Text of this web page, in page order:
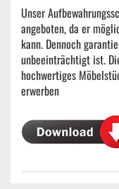
Unser
angeboten, da er
kann. Dennoch
unbeeinträchtigt ist.
hochwertiges
erwerben